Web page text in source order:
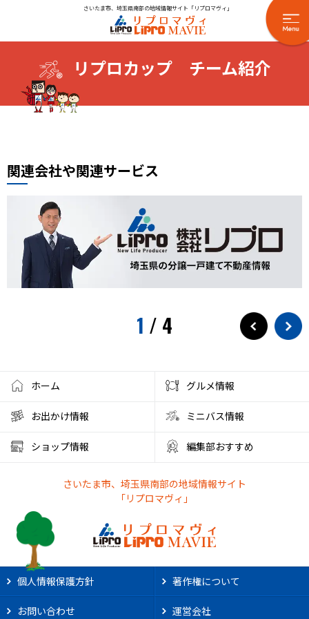
さいたま市、埼玉県南部の地域情報サイト「リプロマヴィ」
リプロカップ チーム紹介
関連会社や関連サービス
1 / 4
ホーム グルメ情報
お出かけ情報 ミニバス情報
ショップ情報 編集部おすすめ
さいたま市、埼玉県南部の地域情報サイト
「リプロマヴィ」
個人情報保護方針 著作権について
お問い合わせ 運営会社